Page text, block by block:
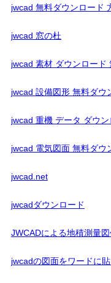
jwcad 無料ダウンロード
jwcad 窓の杜
jwcad 素材 ダウンロード
jwcad 設備図形 無料ダウ
jwcad 重機 データ ダウン
jwcad 電気図面 無料ダウ
jwcad.net
jwcadダウンロード
JWCADによる地積測量
jwcadの図面をワードに